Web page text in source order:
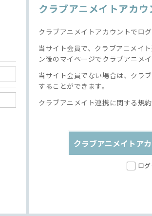
クラブアニメイトアカ
クラブアニメイトアカウントでロ
当サイト会員で、クラブアニメイ
ン後のマイページでクラブアニメ
当サイト会員でない場合は、クラ
することができます。
クラブアニメイト連携に関する規
クラブアニメイトア
ロ